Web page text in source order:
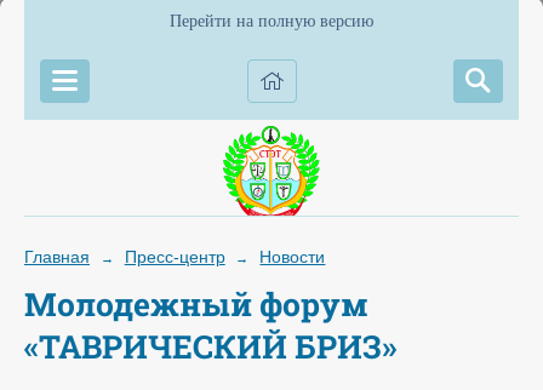
Перейти на полную версию
Главная → Пресс-центр → Новости
Молодежный форум
«ТАВРИЧЕСКИЙ БРИЗ»